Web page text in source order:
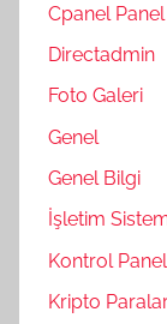
Cpanel Panel
Directadmin
Foto Galeri
Genel
Genel Bilgi
İşletim
Kontrol
Kripto